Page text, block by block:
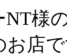
NT様
お店